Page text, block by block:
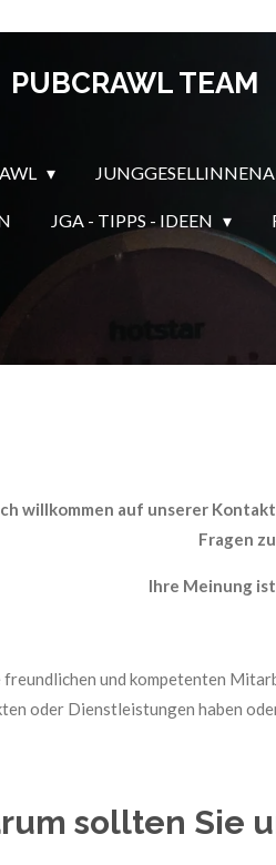
PUBCRAWL TEAM
JGA - TIPPS - IDEEN
willkommen auf unserer
Fragen
Ihre Meinung
freundlichen und kompetenten
oder Dienstleistungen haben
sollten Sie